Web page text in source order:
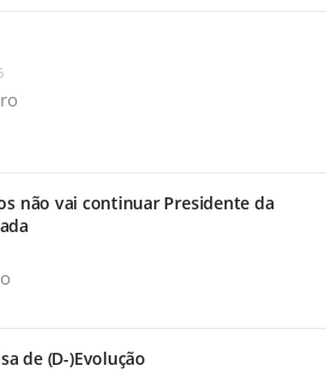
não vai continuar Presidente da
de (D-)Evolução